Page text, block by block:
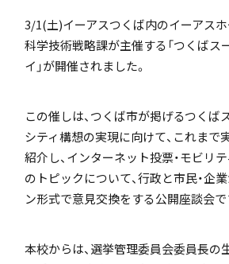
3/1(土)イーアスつくば内のイーアスホ
科学技術戦略課が主催する「つくばス
イ」が開催されました。
この催しは、つくば市が掲げるつくば
シティ構想の実現に向けて、これまで
紹介し、インターネット投票・モビリ
のトピックについて、行政と市民・企
ン形式で意見交換をする公開座談会で
本校からは、選挙管理委員会委員長の
「SDGs」の取り組みについて
いじめ防止基本方針